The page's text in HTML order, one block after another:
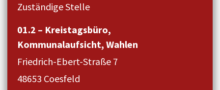
Zuständige Stelle
01.2 – Kreistagsbüro,
Kommunalaufsicht, Wahlen
Friedrich-Ebert-Straße 7
48653 Coesfeld